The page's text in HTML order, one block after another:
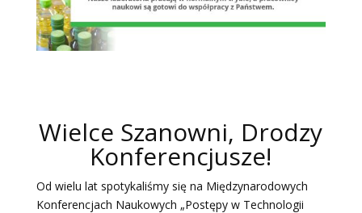
Wielce Szanowni, Drodzy
Konferencjusze!
Od wielu lat spotykaliśmy się na Międzynarodowych
Konferencjach Naukowych „Postępy w Technologii